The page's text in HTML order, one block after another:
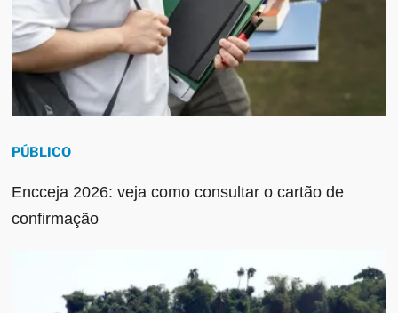
PÚBLICO
Encceja 2026: veja como consultar o cartão de
confirmação